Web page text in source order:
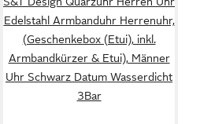
Edelstahl Armbanduhr Herrenuhr,
(Geschenkebox (Etui), inkl.
Armbandkürzer & Etui), Männer
Uhr Schwarz Datum Wasserdicht
3Bar